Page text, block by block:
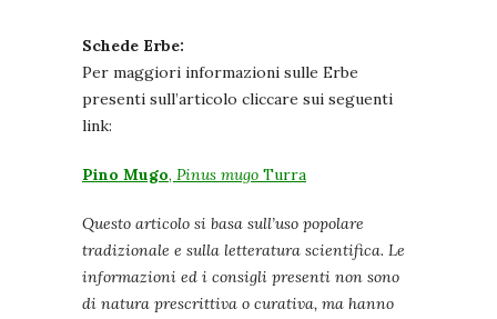
Schede Erbe:
Per maggiori informazioni sulle Erbe
presenti sull’articolo cliccare sui seguenti
link:
Pino Mugo, Pinus mugo Turra
Questo articolo si basa sull’uso popolare
tradizionale e sulla letteratura scientifica. Le
informazioni ed i consigli presenti non sono
di natura prescrittiva o curativa, ma hanno